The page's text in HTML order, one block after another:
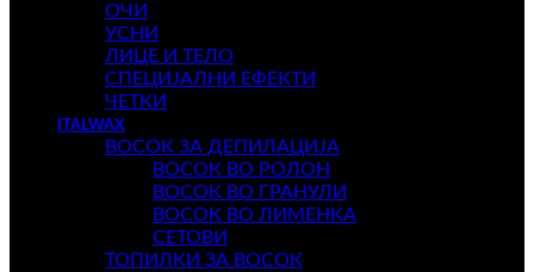
ОЧИ
УСНИ
ЛИЦЕ И ТЕЛО
СПЕЦИЈАЛНИ ЕФЕКТИ
ЧЕТКИ
ITALWAX
ВОСОК ЗА ДЕПИЛАЦИЈА
ВОСОК ВО РОЛОН
ВОСОК ВО ГРАНУЛИ
ВОСОК ВО ЛИМЕНКА
СЕТОВИ
ТОПИЛКИ ЗА ВОСОК